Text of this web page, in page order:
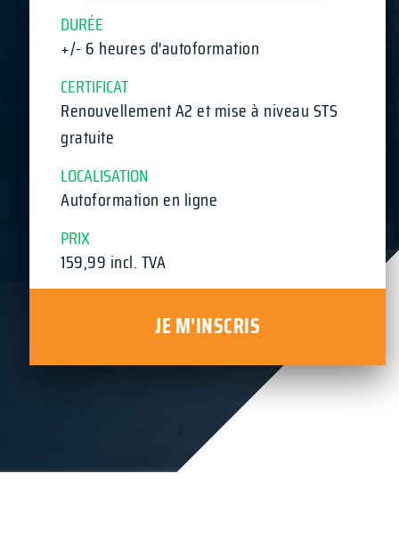
DURÉE
+/- 6 heures d'autoformation
CERTIFICAT
Renouvellement A2 et mise à niveau STS
gratuite
LOCALISATION
Autoformation en ligne
PRIX
159,99 incl. TVA
JE M'INSCRIS